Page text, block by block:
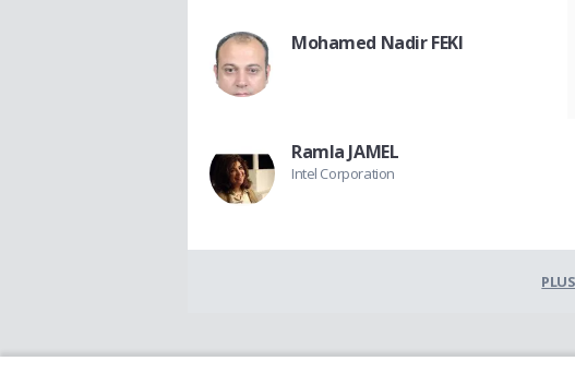
Mohamed Nadir FEKI
Ramla JAMEL
Intel Corporation
PLUS